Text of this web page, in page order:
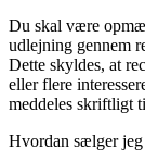
Du skal være
udlejning gennem
Dette skyldes, at
eller flere
meddeles skriftligt
Hvordan sælger